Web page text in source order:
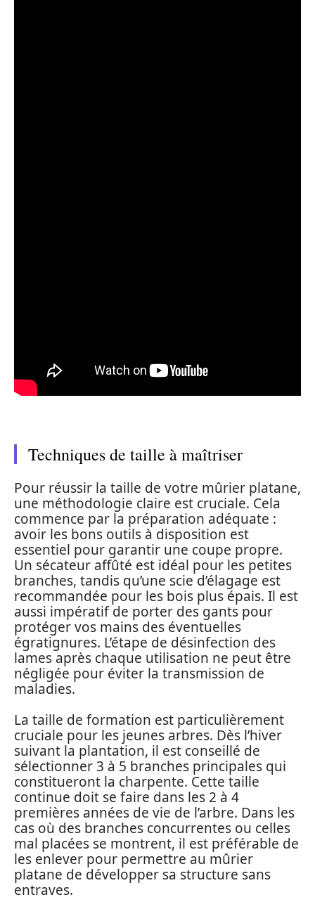
Techniques de taille à maîtriser
Pour réussir la taille de votre mûrier platane,
une méthodologie claire est cruciale. Cela
commence par la préparation adéquate :
avoir les bons outils à disposition est
essentiel pour garantir une coupe propre.
Un sécateur affûté est idéal pour les petites
branches, tandis qu’une scie d’élagage est
recommandée pour les bois plus épais. Il est
aussi impératif de porter des gants pour
protéger vos mains des éventuelles
égratignures. L’étape de désinfection des
lames après chaque utilisation ne peut être
négligée pour éviter la transmission de
maladies.
La taille de formation est particulièrement
cruciale pour les jeunes arbres. Dès l’hiver
suivant la plantation, il est conseillé de
sélectionner 3 à 5 branches principales qui
constitueront la charpente. Cette taille
continue doit se faire dans les 2 à 4
premières années de vie de l’arbre. Dans les
cas où des branches concurrentes ou celles
mal placées se montrent, il est préférable de
les enlever pour permettre au mûrier
platane de développer sa structure sans
entraves.